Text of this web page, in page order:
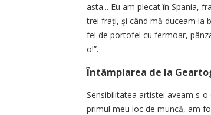
asta... Eu am plecat în Spania,
trei frați, și când mă duceam la
fel de portofel cu fermoar,
o!”.
Întâmplarea de la
Sensibilitatea artistei aveam s-
primul meu loc de muncă, am